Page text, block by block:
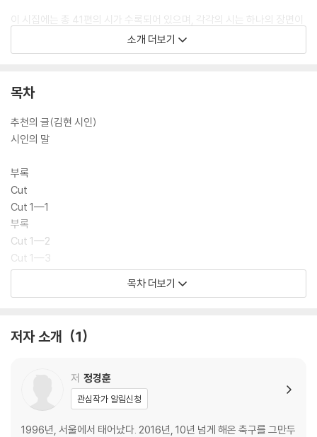
이 시집에는 총 41편의 시가 수록되어 있으며, 각각의 시는 하나의 장면이
자 감정의 단면으로 기능한다. 타투, 와인, 음악, 도시, 영화 등 동시대의 감
각적 요소들이 결합되어 20~30대 독자들의 감수성과도 긴밀하게 호흡한
으로 상영하는 시집이다. 영화가 끝난 뒤에도 장면이 남듯, 이 시집은 읽은
소개 더보기
목차
추천의 글(김현 시인)
시인의 말
부록
Cut
Cut 1—1
부록
Cut 1—2
Cut 1—3
Cut 1—4
Cut 1—8
Cut 1—11
Cut 1—12
목차 더보기
저자 소개 1
저 정경훈
관심작가 알림신청
1996년, 서울에서 태어났다. 2016년, 10년 넘게 해온 축구를 그만두